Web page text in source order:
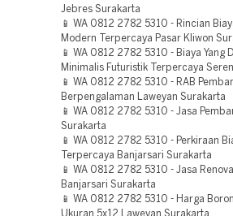
Jebres Surakarta
📱 WA 0812 2782 5310 - Rincian
Modern Terpercaya Pasar Kliwon
📱 WA 0812 2782 5310 - Biaya
Minimalis Futuristik Terpercaya
📱 WA 0812 2782 5310 - RAB
Berpengalaman Laweyan Surakarta
📱 WA 0812 2782 5310 - Jasa
Surakarta
📱 WA 0812 2782 5310 - Perkiraan
Terpercaya Banjarsari Surakarta
📱 WA 0812 2782 5310 - Jasa
Banjarsari Surakarta
📱 WA 0812 2782 5310 - Harga
Ukuran 5x12 Laweyan Surakarta